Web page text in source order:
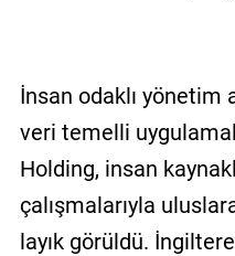
İnsan odaklı yönetim
veri temelli
Holding, insan
çalışmalarıyla
layık görüldü.